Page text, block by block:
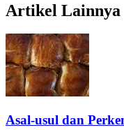
Artikel Lainnya
Asal-usul dan